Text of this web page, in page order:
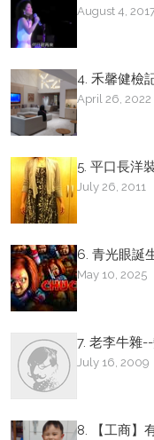
August 4,
4. 禾馨健檢
April 26, 2022
5. 平口長洋
July 26, 2011
6. 青光眼誕
May 10, 2025
7. 老李牛雜
July 16, 2009
8. 【工商】